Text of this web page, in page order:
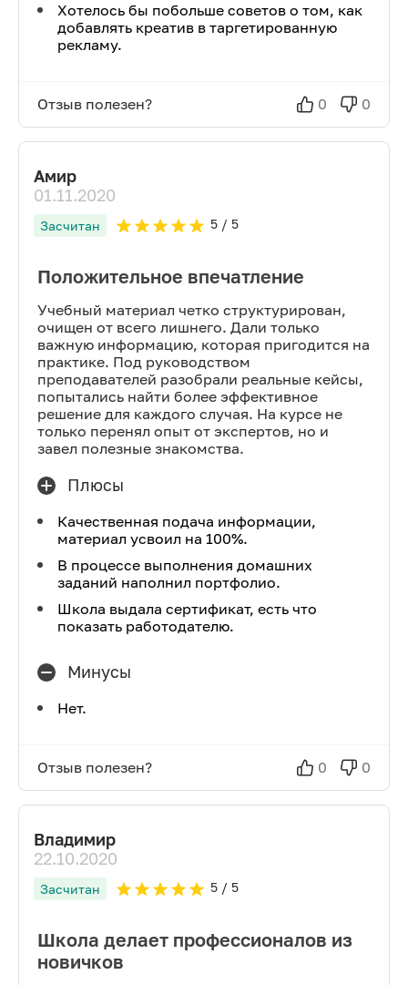
Хотелось бы побольше советов о том, как
добавлять креатив в таргетированную
рекламу.
Отзыв полезен? 0 0
Амир
01.11.2020
Засчитан 5/ 5
Положительное впечатление
Учебный материал четко структурирован,
очищен от всего лишнего. Дали только
важную информацию, которая пригодится на
практике. Под руководством
преподавателей разобрали реальные кейсы,
попытались найти более эффективное
решение для каждого случая. На курсе не
только перенял опыт от экспертов, но и
завел полезные знакомства.
Плюсы
Качественная подача информации,
материал усвоил на 100%.
В процессе выполнения домашних
заданий наполнил портфолио.
Школа выдала сертификат, есть что
показать работодателю.
Минусы
Нет.
Отзыв полезен? 0 0
Владимир
22.10.2020
Засчитан 5/ 5
Школа делает профессионалов из
новичков